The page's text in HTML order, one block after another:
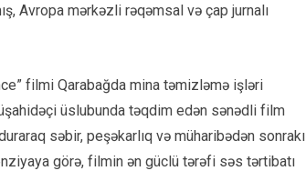
Avropa mərkəzli rəqəmsal və çap jurnalı
filmi Qarabağda mina təmizləmə işləri
üslubunda təqdim edən sənədli film
səbir, peşəkarlıq və müharibədən sonrakı
görə, filmin ən güclü tərəfi səs tərtibatı